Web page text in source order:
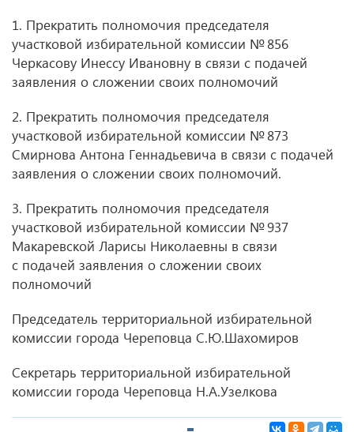
1. Прекратить полномочия председателя
участковой избирательной комиссии № 856
Черкасову Инессу Ивановну в связи с подачей
заявления о сложении своих полномочий
2. Прекратить полномочия председателя
участковой избирательной комиссии № 873
Смирнова Антона Геннадьевича в связи с подачей
заявления о сложении своих полномочий.
3. Прекратить полномочия председателя
участковой избирательной комиссии № 937
Макаревской Ларисы Николаевны в связи
с подачей заявления о сложении своих
полномочий
Председатель территориальной избирательной
комиссии города Череповца С.Ю.Шахомиров
Секретарь территориальной избирательной
комиссии города Череповца Н.А.Узелкова